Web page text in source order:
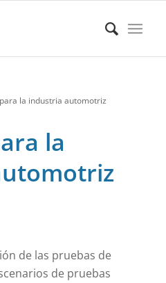
la industria automotriz
la
de las pruebas de
de pruebas